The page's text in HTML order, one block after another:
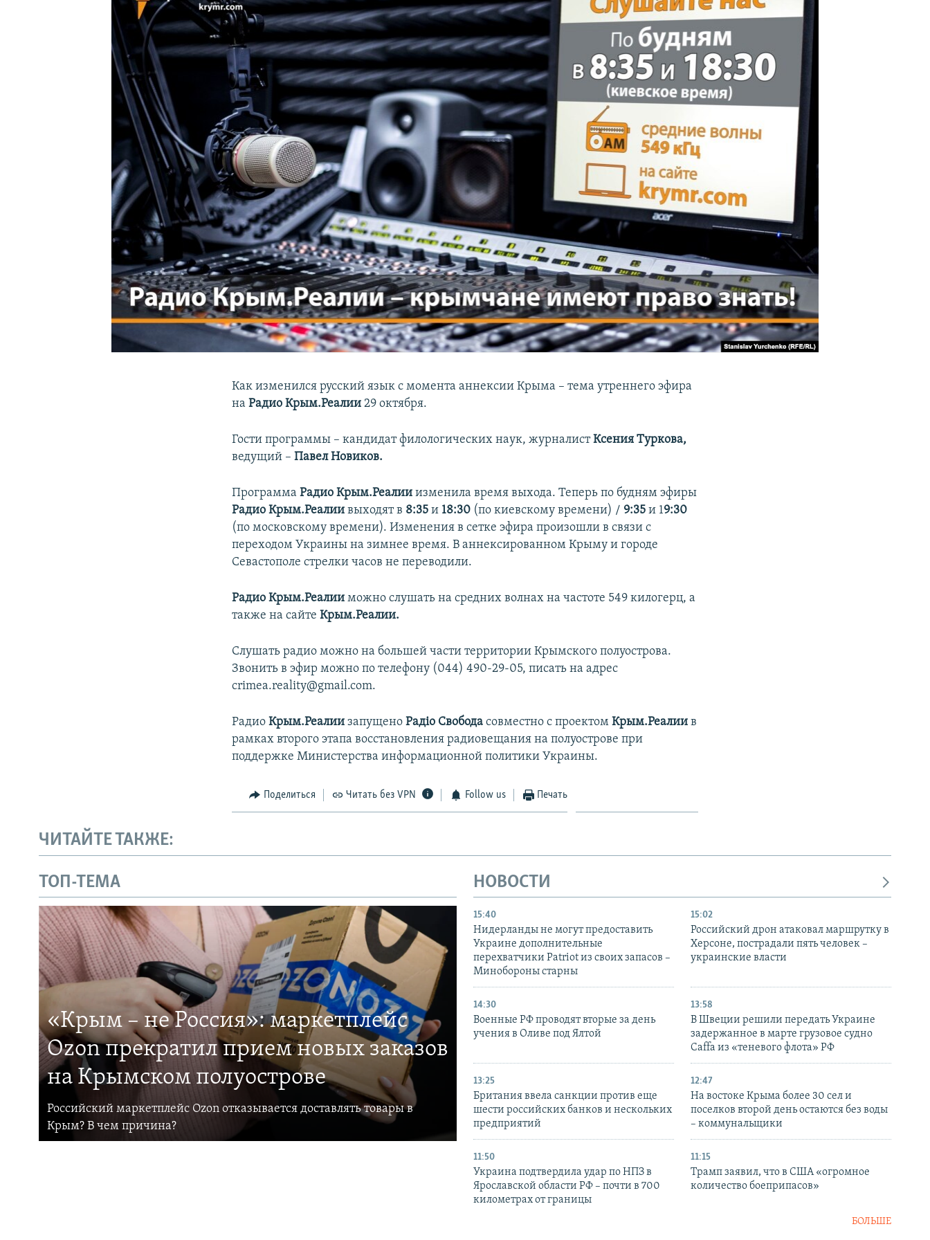
КРЫМ.НЕПОКОРЕННЫЙ
УКРАИНСКАЯ ПРОБЛЕМА КРЫМА
Как изменился русский язык с момента аннексии Крыма – тема утреннего эфира
наРадио Крым.Реалии 29 октября.
Гости программы – кандидат филологических наук, журналистКсения Туркова,
ведущий –Павел Новиков.
ПрограммаРадио Крым.Реалии изменила время выхода. Теперь по будням эфиры
Радио Крым.Реалии выходят в 8:35 и 18:30 (по киевскому времени) / 9:35 и 19:30
(по московскому времени). Изменения в сетке эфира произошли в связи с
переходом Украины на зимнее время. В аннексированном Крыму и городе
Севастополе стрелки часов не переводили.
Радио Крым.Реалии можно слушать на средних волнах на частоте 549 килогерц, а
также на сайтеКрым.Реалии.
Слушать радио можно на большей части территории Крымского полуострова.
Звонить в эфир можно по телефону (044) 490-29-05, писать на адрес
crimea.reality@gmail.com.
РадиоКрым.РеалиизапущеноРадіо Свобода совместно с проектомКрым.Реалии в
рамках второго этапа восстановления радиовещания на полуострове при
поддержке Министерства информационной политики Украины.
Поделиться Читать без VPN Follow us Печать
ЧИТАЙТЕ ТАКЖЕ:
ТОП-ТЕМА
«Крым – не Россия»: маркетплейс
Ozon прекратил прием новых заказов
на Крымском полуострове
Российский маркетплейс Ozon отказывается доставлять товары в
Крым? В чем причина?
НОВОСТИ
15:40
Нидерланды не могут предоставить
Украине дополнительные
перехватчики Patriot из своих запасов –
Минобороны старны
15:02
Российский дрон атаковал маршрутку в
Херсоне, пострадали пять человек –
украинские власти
14:30
Военные РФ проводят вторые за день
учения в Оливе под Ялтой
13:58
В Швеции решили передать Украине
задержанное в марте грузовое судно
Caffa из «теневого флота» РФ
13:25
Британия ввела санкции против еще
шести российских банков и нескольких
предприятий
12:47
На востоке Крыма более 30 сел и
поселков второй день остаются без воды
– коммунальщики
11:50
Украина подтвердила удар по НПЗ в
Ярославской области РФ – почти в 700
километрах от границы
11:15
Трамп заявил, что в США «огромное
количество боеприпасов»
БОЛЬШЕ